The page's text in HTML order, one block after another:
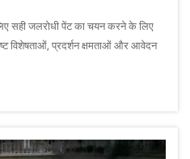
लिए सही जलरोधी पेंट का चयन करने के लिए
विशेषताओं, प्रदर्शन क्षमताओं और आवेदन
पॉलीयूरेथेन...